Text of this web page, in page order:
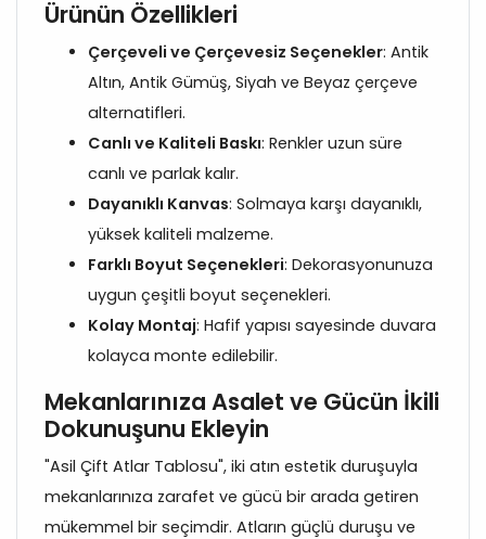
Ürünün Özellikleri
Çerçeveli ve Çerçevesiz Seçenekler: Antik
Altın, Antik Gümüş, Siyah ve Beyaz çerçeve
alternatifleri.
Canlı ve Kaliteli Baskı: Renkler uzun süre
canlı ve parlak kalır.
Dayanıklı Kanvas: Solmaya karşı dayanıklı,
yüksek kaliteli malzeme.
Farklı Boyut Seçenekleri: Dekorasyonunuza
uygun çeşitli boyut seçenekleri.
Kolay Montaj: Hafif yapısı sayesinde duvara
kolayca monte edilebilir.
Mekanlarınıza Asalet ve Gücün İkili
Dokunuşunu Ekleyin
"Asil Çift Atlar Tablosu", iki atın estetik duruşuyla
mekanlarınıza zarafet ve gücü bir arada getiren
mükemmel bir seçimdir. Atların güçlü duruşu ve